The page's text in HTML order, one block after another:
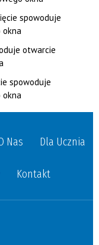
Nas Dla Ucznia
Kontakt